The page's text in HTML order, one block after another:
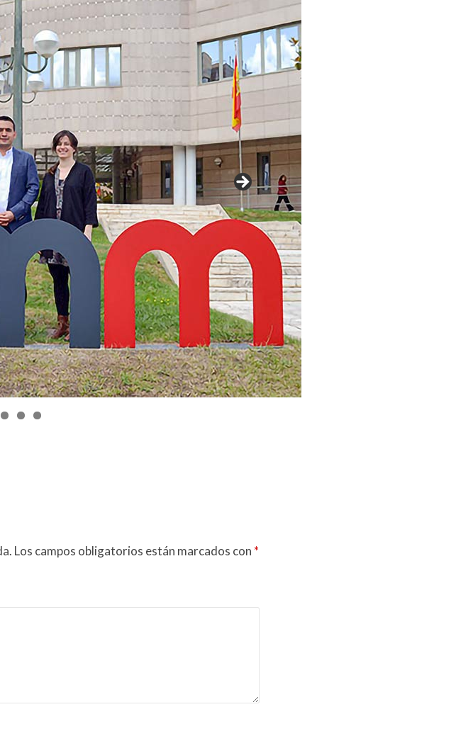
Los campos obligatorios están marcados con *